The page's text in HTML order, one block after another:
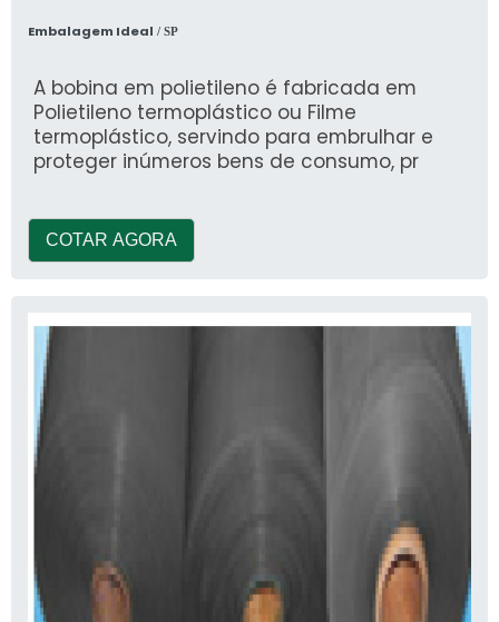
Embalagem Ideal / SP
A bobina em polietileno é fabricada em
Polietileno termoplástico ou Filme
termoplástico, servindo para embrulhar e
proteger inúmeros bens de consumo, pr
COTAR AGORA